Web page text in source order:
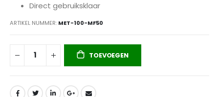
Direct gebruiksklaar
ARTIKEL NUMMER MET-100-MF50
TOEVOEGEN